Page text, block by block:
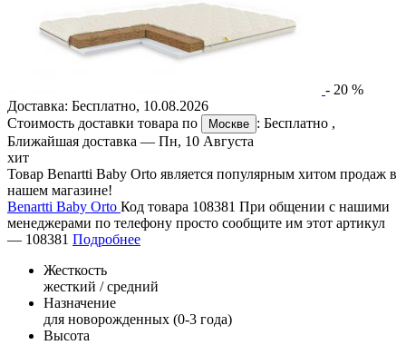
- 20 %
Доставка: Бесплатно, 10.08.2026
Стоимость доставки товара по
Москве : Бесплатно ,
Ближайшая доставка — Пн, 10 Августа
хит
Товар Benartti Baby Orto является популярным хитом продаж в
нашем магазине!
Benartti Baby Orto Код товара 108381 При общении с нашими
менеджерами по телефону просто сообщите им этот артикул
— 108381 Подробнее
Жесткость
жесткий / средний
Назначение
для новорожденных (0-3 года)
Высота